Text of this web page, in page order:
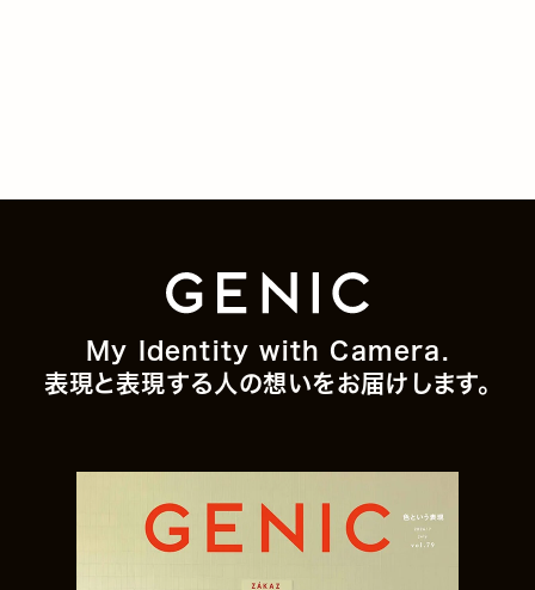
My Identity with Camera.
表現と表現する人の想いをお届けします。